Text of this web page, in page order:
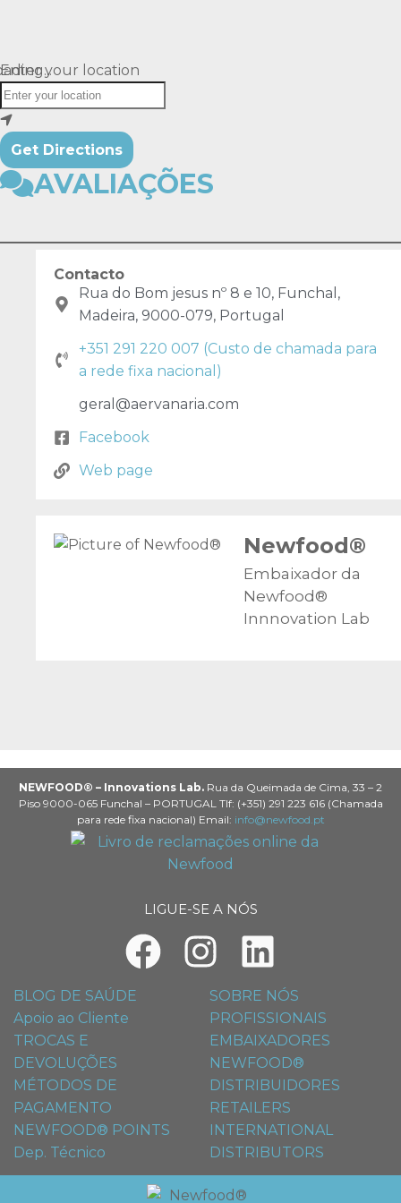
Enter your location
Get Directions
AVALIAÇÕES
Contacto
Rua do Bom jesus nº 8 e 10, Funchal,
Madeira, 9000-079, Portugal
+351 291 220 007 (Custo de chamada para
a rede fixa nacional)
geral@aervanaria.com
Facebook
Web page
Newfood®
Embaixador da
Newfood®
Innnovation Lab
NEWFOOD® – Innovations Lab. Rua da Queimada de Cima, 33 – 2
Piso 9000-065 Funchal – PORTUGAL Tlf: (+351) 291 223 616 (Chamada
para rede fixa nacional) Email: info@newfood.pt
LIGUE-SE A NÓS
BLOG DE SAÚDE
Apoio ao Cliente
TROCAS E
DEVOLUÇÕES
MÉTODOS DE
PAGAMENTO
NEWFOOD® POINTS
Dep. Técnico
SOBRE NÓS
PROFISSIONAIS
EMBAIXADORES
NEWFOOD®
DISTRIBUIDORES
RETAILERS
INTERNATIONAL
DISTRIBUTORS